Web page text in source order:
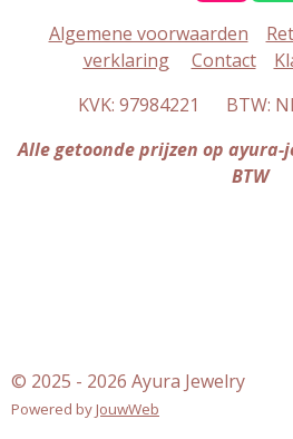
n
s
t
a
g
r
a
h
a
t
s
A
p
Algemene voorwaarden
verklaring
Contact
KVK: 97984221 BTW:
Alle getoonde prijzen op
BTW
© 2025 - 2026 Ayura Jewelry
Powered byJouwWeb